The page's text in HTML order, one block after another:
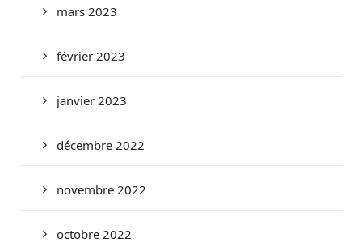
mars 2023
février 2023
janvier 2023
décembre 2022
novembre 2022
octobre 2022